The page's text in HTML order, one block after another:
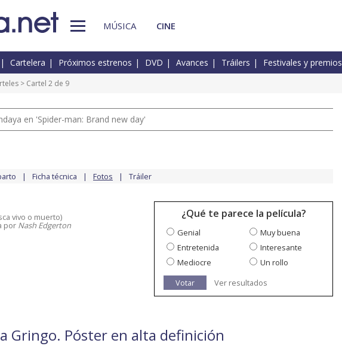
MÚSICA CINE
Cartelera Próximos estrenos DVD Avances Tráilers Festivales y premios
> Cartel 2 de 9
en 'Spider-man: Brand new day'
Ficha técnica Fotos Tráiler
vivo o muerto)
por Nash Edgerton
¿Qué te parece la película?
Genial
Muy buena
Entretenida
Interesante
Mediocre
Un rollo
Votar
Ver resultados
Gringo. Póster en alta definición